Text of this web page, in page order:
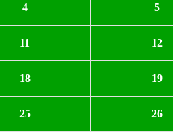
4 5
11 12
18 19
25 26